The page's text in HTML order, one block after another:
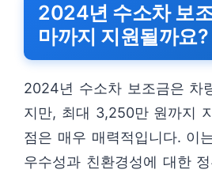
2024년 수소차 보
마까지 지원될까요?
2024년 수소차 보조금은 차
지만, 최대 3,250만 원까지
점은 매우 매력적입니다. 이
우수성과 친환경성에 대한